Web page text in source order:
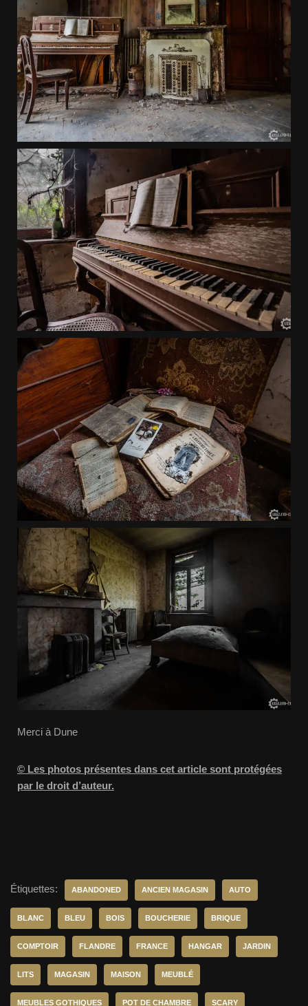
Merci à Dune
© Les photos présentes dans cet article sont protégées
par le droit d’auteur.
Étiquettes: ABANDONED ANCIEN MAGASIN AUTO
BLANC BLEU BOIS BOUCHERIE BRIQUE
COMPTOIR FLANDRE FRANCE HANGAR JARDIN
LITS MAGASIN MAISON MEUBLÉ
MEUBLES GOTHIQUES POT DE CHAMBRE SCARY